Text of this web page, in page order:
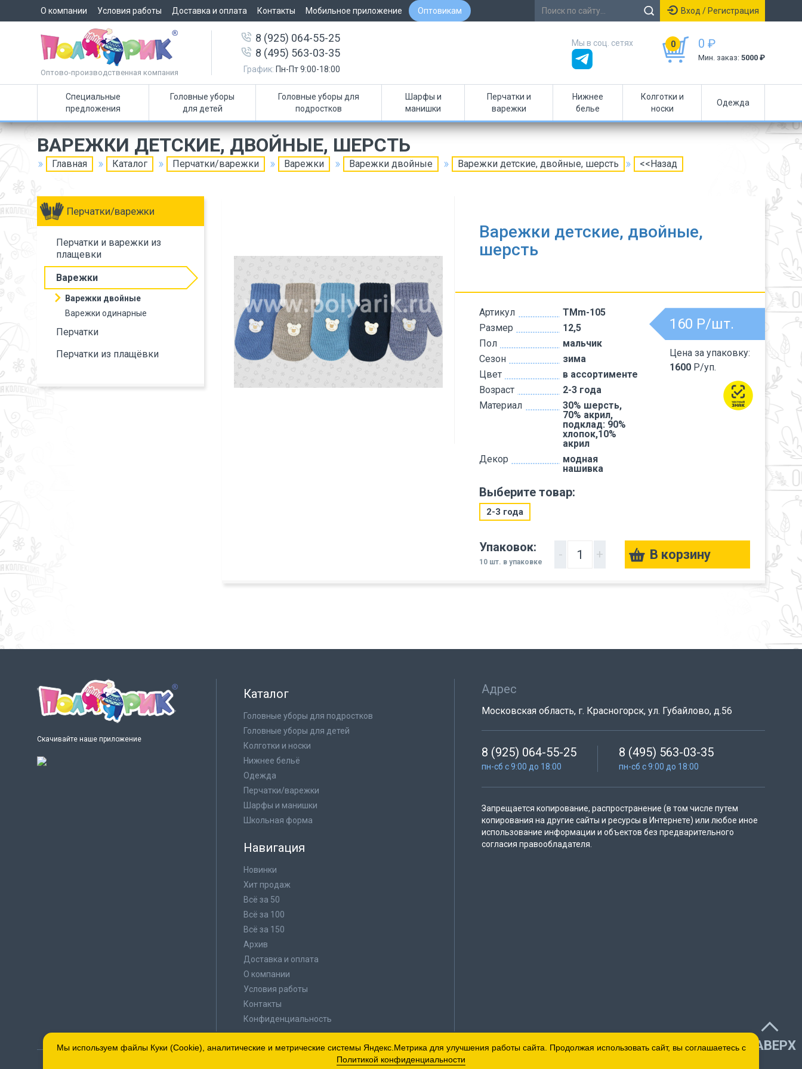
О компании Условия работы Доставка и оплата Контакты Мобильное приложение Оптовикам Вход / Регистрация
Оптово-производственная компания
8 (925) 064-55-25
8 (495) 563-03-35
График: Пн-Пт 9:00-18:00
0 0 ₽
Мин. заказ: 5000 ₽
Мы в соц. сетях
Специальные
предложения
Головные уборы
для детей
Головные уборы для
подростков
Шарфы и
манишки
Перчатки и
варежки
Нижнее
белье
Колготки и
носки
Одежда
ВАРЕЖКИ ДЕТСКИЕ, ДВОЙНЫЕ, ШЕРСТЬ
Главная Каталог Перчатки/варежки Варежки Варежки двойные Варежки детские, двойные, шерсть <<Назад
Перчатки/варежки
Перчатки и варежки из
плащевки
Варежки
Варежки двойные
Варежки одинарные
Перчатки
Перчатки из плащёвки
Варежки детские, двойные,
шерсть
Артикул
TMm-105
Размер
12,5
Пол
мальчик
Сезон
зима
Цвет
в ассортименте
Возраст
2-3 года
Материал
30% шерсть,
70% акрил,
подклад: 90%
хлопок,10%
акрил
Декор
модная
нашивка
160 Р/шт.
Цена за упаковку:
1600 Р/уп.
Выберите товар:
2-3 года
Упаковок:
10 шт. в упаковке
- +
Скачивайте наше приложение
Каталог
Головные уборы для подростков
Головные уборы для детей
Колготки и носки
Нижнее бельё
Одежда
Перчатки/варежки
Шарфы и манишки
Школьная форма
Навигация
Новинки
Хит продаж
Всё за 50
Всё за 100
Всё за 150
Архив
Доставка и оплата
О компании
Условия работы
Контакты
Конфиденциальность
Адрес
Московская область, г. Красногорск, ул. Губайлово, д.56
8 (925) 064-55-25
пн-сб с 9:00 до 18:00
8 (495) 563-03-35
пн-сб с 9:00 до 18:00
Запрещается копирование, распространение (в том числе путем
копирования на другие сайты и ресурсы в Интернете) или любое иное
использование информации и объектов без предварительного
согласия правообладателя.
НАВЕРХ
Мы используем файлы Куки (Cookie), аналитические и метрические системы Яндекс.Метрика для улучшения работы сайта. Продолжая использовать сайт, вы соглашаетесь с
Политикой конфиденциальности